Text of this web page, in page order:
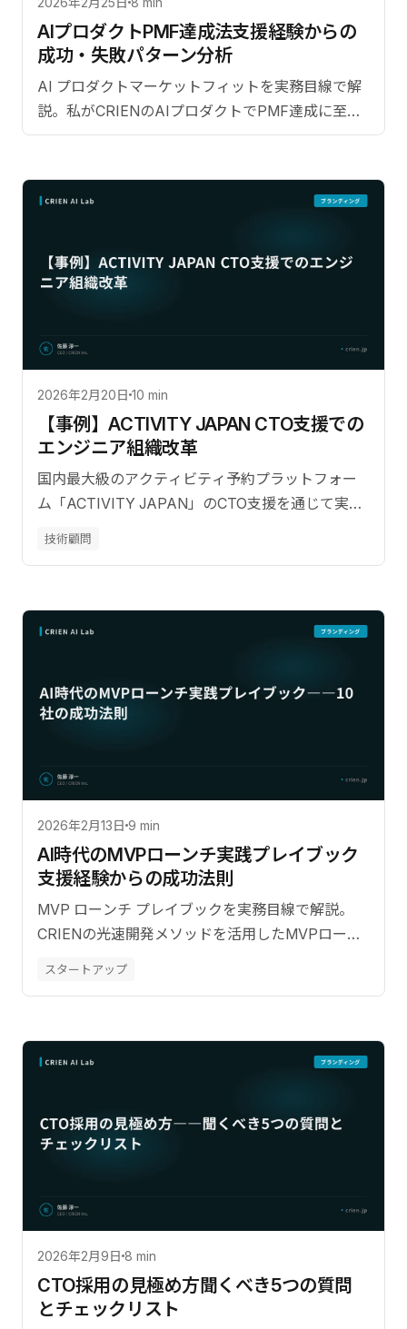
AIプロダクトPMF達成法――支援経験からの
成功・失敗パターン分析
AI プロダクトマーケットフィットを実務目線で解
説。私がCRIENのAIプロダクトでPMF達成に至る
までの試行錯誤。
2026年2月20日 10 min
【事例】ACTIVITY JAPAN CTO支援での
エンジニア組織改革
国内最大級のアクティビティ予約プラットフォー
ム「ACTIVITY JAPAN」のCTO支援を通じて実施
技術顧問
2026年2月13日 9 min
AI時代のMVPローンチ実践プレイブック――
支援経験からの成功法則
MVP ローンチ プレイブックを実務目線で解説。
CRIENの光速開発メソッドを活用したMVPローン
スタートアップ
2026年2月9日 8 min
CTO採用の見極め方――聞くべき5つの質問
とチェックリスト